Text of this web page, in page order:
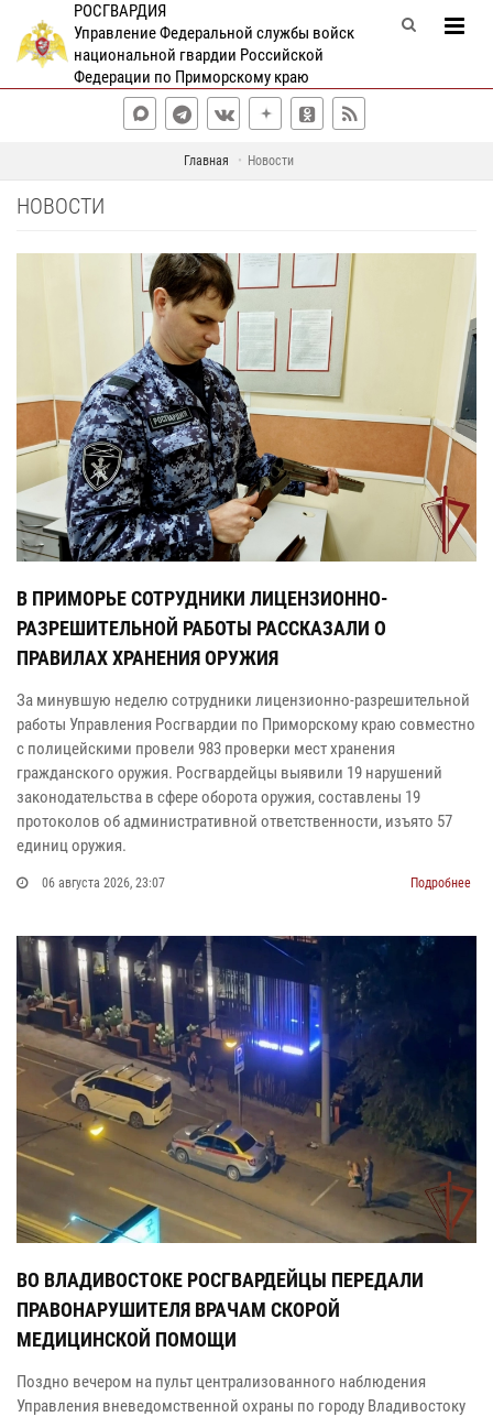
РОСГВАРДИЯ
Управление Федеральной службы войск
национальной гвардии Российской
Федерации по Приморскому краю
Главная Новости
НОВОСТИ
В ПРИМОРЬЕ СОТРУДНИКИ ЛИЦЕНЗИОННО-
РАЗРЕШИТЕЛЬНОЙ РАБОТЫ РАССКАЗАЛИ О
ПРАВИЛАХ ХРАНЕНИЯ ОРУЖИЯ
За минувшую неделю сотрудники лицензионно-разрешительной
работы Управления Росгвардии по Приморскому краю совместно
с полицейскими провели 983 проверки мест хранения
гражданского оружия. Росгвардейцы выявили 19 нарушений
законодательства в сфере оборота оружия, составлены 19
протоколов об административной ответственности, изъято 57
единиц оружия.
06 августа 2026, 23:07 Подробнее
ВО ВЛАДИВОСТОКЕ РОСГВАРДЕЙЦЫ ПЕРЕДАЛИ
ПРАВОНАРУШИТЕЛЯ ВРАЧАМ СКОРОЙ
МЕДИЦИНСКОЙ ПОМОЩИ
Поздно вечером на пульт централизованного наблюдения
Управления вневедомственной охраны по городу Владивостоку